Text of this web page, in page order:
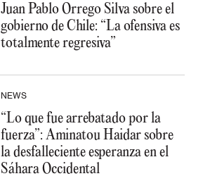
Juan Pablo Orrego Silva sobre el
gobierno de Chile: “La ofensiva es
totalmente regresiva”
NEWS
“Lo que fue arrebatado por la
fuerza”: Aminatou Haidar sobre
la desfalleciente esperanza en el
Sáhara Occidental